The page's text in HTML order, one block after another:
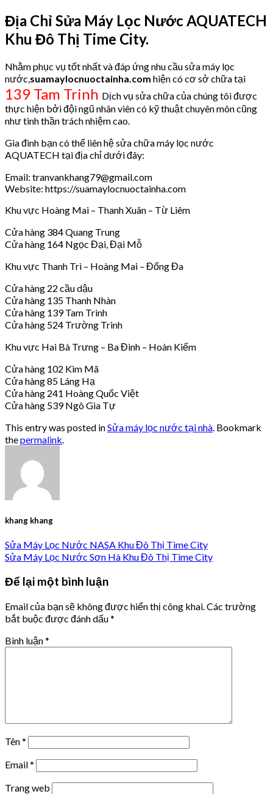
Địa Chỉ Sửa Máy Lọc Nước AQUATECH
Khu Đô Thị Time City.
Nhằm phục vụ tốt nhất và đáp ứng nhu cầu sửa máy lọc
nước,suamaylocnuoctainha.com hiện có cơ sở chữa tại
139 Tam Trinh Dịch vụ sửa chữa của chúng tôi được
thực hiện bởi đội ngũ nhân viên có kỹ thuật chuyên môn cũng
như tinh thần trách nhiệm cao.
Gia đình bạn có thể liên hệ sửa chữa máy lọc nước
AQUATECH tại địa chỉ dưới đây:
Email: tranvankhang79@gmail.com
Website: https://suamaylocnuoctainha.com
Khu vực Hoàng Mai – Thanh Xuân – Từ Liêm
Cửa hàng 384 Quang Trung
Cửa hàng 164 Ngọc Đại, Đại Mỗ
Khu vực Thanh Trì – Hoàng Mai – Đống Đa
Cửa hàng 22 cầu dậu
Cửa hàng 135 Thanh Nhàn
Cửa hàng 139 Tam Trinh
Cửa hàng 524 Trường Trinh
Khu vực Hai Bà Trưng – Ba Đình – Hoàn Kiếm
Cửa hàng 102 Kim Mã
Cửa hàng 85 Láng Hạ
Cửa hàng 241 Hoàng Quốc Việt
Cửa hàng 539 Ngô Gia Tự
This entry was posted inSửa máy lọc nước tại nhà. Bookmark
thepermalink.
khang khang
Sửa Máy Lọc Nước NASA Khu Đô Thị Time City
Sửa Máy Lọc Nước Sơn Hà Khu Đô Thị Time City
Để lại một bình luận
Email của bạn sẽ không được hiển thị công khai. Các trường
bắt buộc được đánh dấu*
Bình luận*
Tên*
Email*
Trang web